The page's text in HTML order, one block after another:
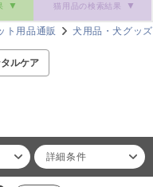
猫用品の検索結果
ト用品通販 犬用品・犬グッズ
ルケア
詳細条件